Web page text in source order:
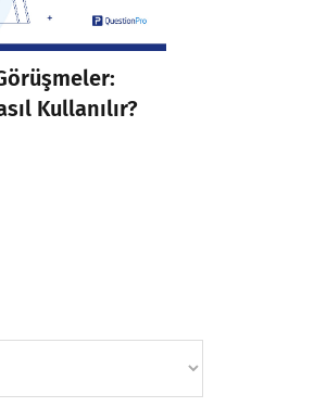
Kullanılır?